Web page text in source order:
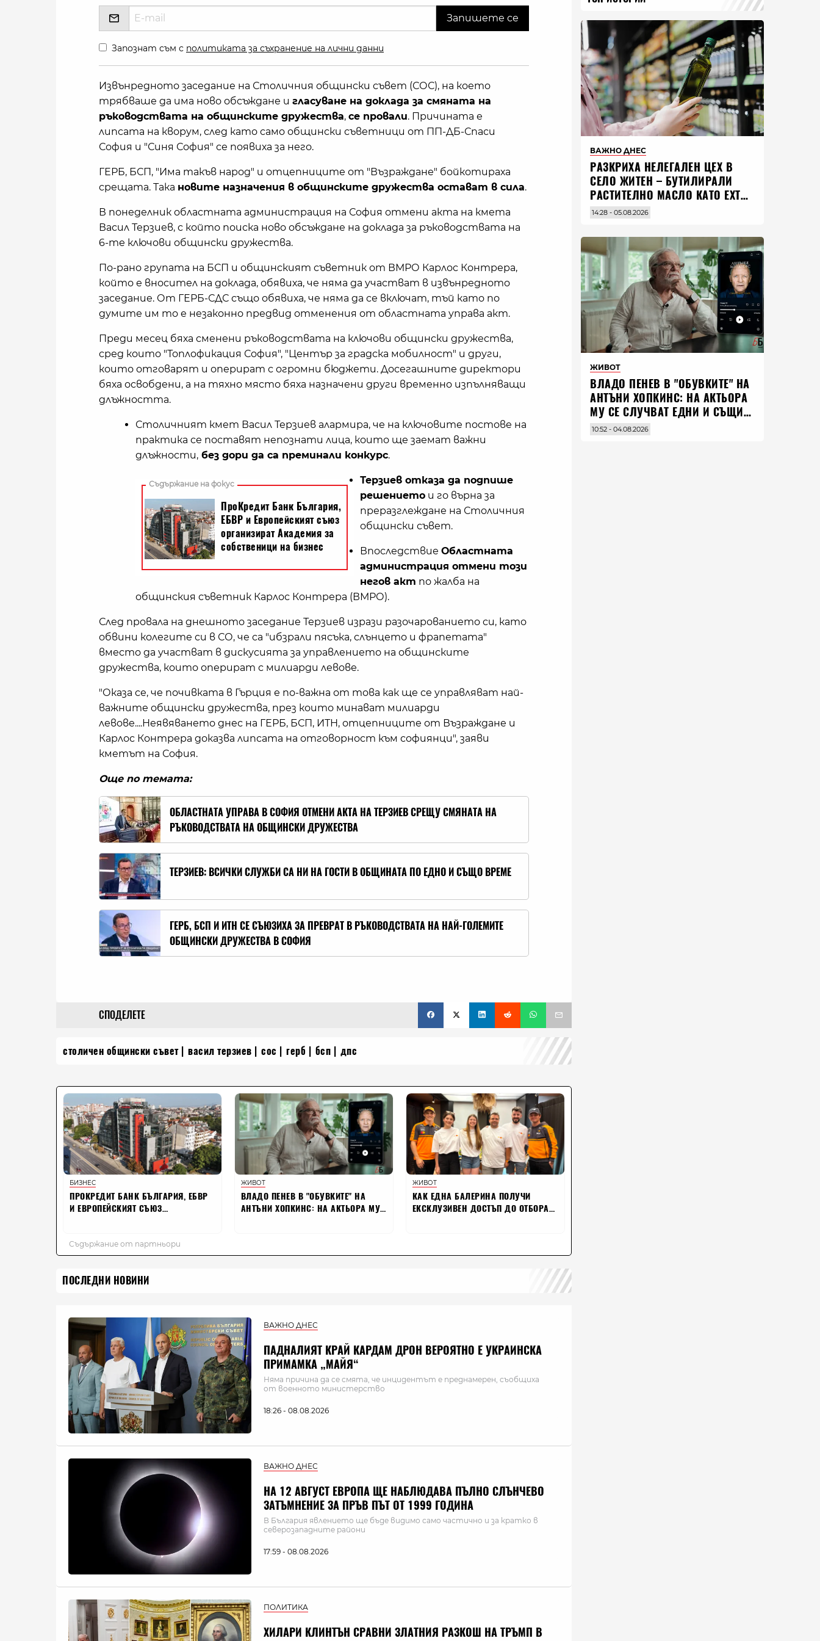
Запознат съм с политиката за съхранение на лични данни
Извънредното заседание на Столичния общински съвет (СОС), на което
трябваше да има ново обсъждане и гласуване на доклада за смяната на
ръководствата на общинските дружества, се провали. Причината е
липсата на кворум, след като само общински съветници от ПП-ДБ-Спаси
София и "Синя София" се появиха за него.
ГЕРБ, БСП, "Има такъв народ" и отцепниците от "Възраждане" бойкотираха
срещата. Така новите назначения в общинските дружества остават в сила.
В понеделник областната администрация на София отмени акта на кмета
Васил Терзиев, с който поиска ново обсъждане на доклада за ръководствата на
6-те ключови общински дружества.
По-рано групата на БСП и общинският съветник от ВМРО Карлос Контрера,
който е вносител на доклада, обявиха, че няма да участват в извънредното
заседание. От ГЕРБ-СДС също обявиха, че няма да се включат, тъй като по
думите им то е незаконно предвид отменения от областната управа акт.
Преди месец бяха сменени ръководствата на ключови общински дружества,
сред които "Топлофикация София", "Център за градска мобилност" и други,
които отговарят и оперират с огромни бюджети. Досегашните директори
бяха освобдени, а на тяхно място бяха назначени други временно изпълняващи
длъжността.
Столичният кмет Васил Терзиев алармира, че на ключовите постове на
практика се поставят непознати лица, които ще заемат важни
длъжности, без дори да са преминали конкурс.
Терзиев отказа да подпише
решението и го върна за
преразглеждане на Столичния
общински съвет.
Впоследствие Областната
администрация отмени този
негов акт по жалба на
общинския съветник Карлос Контрера (ВМРО).
След провала на днешното заседание Терзиев изрази разочарованието си, като
обвини колегите си в СО, че са "ибзрали пясъка, слънцето и фрапетата"
вместо да участват в дискусията за управлението на общинските
дружества, които оперират с милиарди левове.
"Оказа се, че почивката в Гърция е по-важна от това как ще се управляват най-
важните общински дружества, през които минават милиарди
левове....Неявяването днес на ГЕРБ, БСП, ИТН, отцепниците от Възраждане и
Карлос Контрера доказва липсата на отговорност към софиянци", заяви
кметът на София.
Още по темата:
ОБЛАСТНАТА УПРАВА В СОФИЯ ОТМЕНИ АКТА НА ТЕРЗИЕВ СРЕЩУ СМЯНАТА НА
РЪКОВОДСТВАТА НА ОБЩИНСКИ ДРУЖЕСТВА
ТЕРЗИЕВ: ВСИЧКИ СЛУЖБИ СА НИ НА ГОСТИ В ОБЩИНАТА ПО ЕДНО И СЪЩО ВРЕМЕ
ГЕРБ, БСП И ИТН СЕ СЪЮЗИХА ЗА ПРЕВРАТ В РЪКОВОДСТВАТА НА НАЙ-ГОЛЕМИТЕ
ОБЩИНСКИ ДРУЖЕСТВА В СОФИЯ
СПОДЕЛЕТЕ
столичен общински съвет васил терзиев сос герб бсп дпс
ПОСЛЕДНИ НОВИНИ
ВАЖНО ДНЕС
ПАДНАЛИЯТ КРАЙ КАРДАМ ДРОН ВЕРОЯТНО Е УКРАИНСКА
ПРИМАМКА „МАЙЯ“
Няма причина да се смята, че инцидентът е преднамерен, съобщиха
от военното министерство
18:26 - 08.08.2026
ВАЖНО ДНЕС
НА 12 АВГУСТ ЕВРОПА ЩЕ НАБЛЮДАВА ПЪЛНО СЛЪНЧЕВО
ЗАТЪМНЕНИЕ ЗА ПРЪВ ПЪТ ОТ 1999 ГОДИНА
В България явлението ще бъде видимо само частично и за кратко в
северозападните райони
17:59 - 08.08.2026
ПОЛИТИКА
ХИЛАРИ КЛИНТЪН СРАВНИ ЗЛАТНИЯ РАЗКОШ НА ТРЪМП В
ВАЖНО ДНЕС
РАЗКРИХА НЕЛЕГАЛЕН ЦЕХ В
СЕЛО ЖИТЕН – БУТИЛИРАЛИ
РАСТИТЕЛНО МАСЛО КАТО EXTRA
VIRGIN ЗЕХТИН
14:28 - 05.08.2026
ЖИВОТ
ВЛАДO ПЕНЕВ В "ОБУВКИТЕ" НА
АНТЪНИ ХОПКИНС: НА АКТЬОРА
МУ СЕ СЛУЧВАТ ЕДНИ И СЪЩИ
НЕЩА ПО ЦЕЛИЯ СВЯТ
10:52 - 04.08.2026